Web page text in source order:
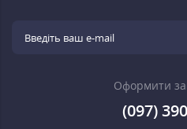
Оформити
(097)